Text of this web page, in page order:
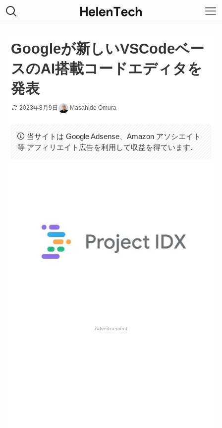
Googleが新しいVSCodeベー
スのAI搭載コードエディタを
発表
2023年8月9日 Masahide Omura
当サイトは Google Adsense、Amazon アソシエイト
等 アフィリエイト広告を利用して収益を得ています.
Advertisement